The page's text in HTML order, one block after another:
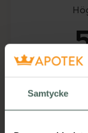
Samtycke